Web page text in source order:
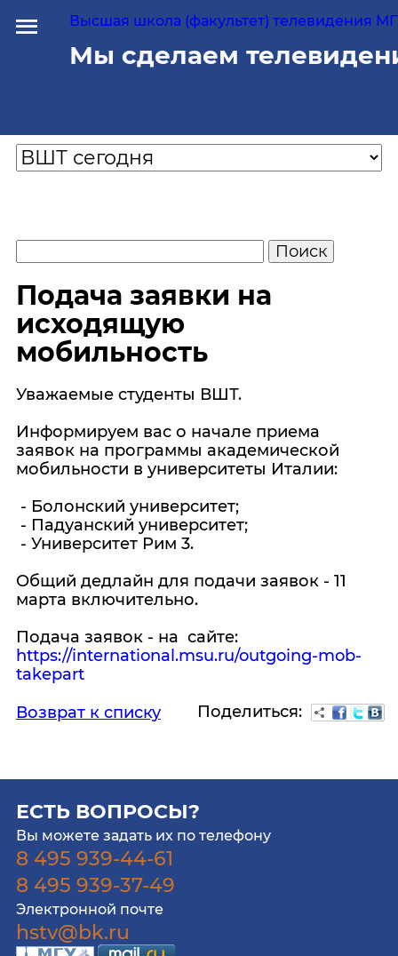
Высшая школа (факультет) телевидения
Мы сделаем
Подача заявки на
исходящую
мобильность
Уважаемые студенты ВШТ.
Информируем вас о начале приема
заявок на программы академической
мобильности в университеты Италии:
- Болонский университет;
- Падуанский университет;
- Университет Рим 3.
Общий дедлайн для подачи заявок - 11
марта включительно.
Подача заявок - на сайте:
https://international.msu.ru/outgoing-mob-
takepart
Возврат к списку
Поделиться:
ЕСТЬ ВОПРОСЫ?
Вы можете задать их по телефону
8 495 939-44-61
8 495 939-37-49
Электронной почте
hstv@bk.ru